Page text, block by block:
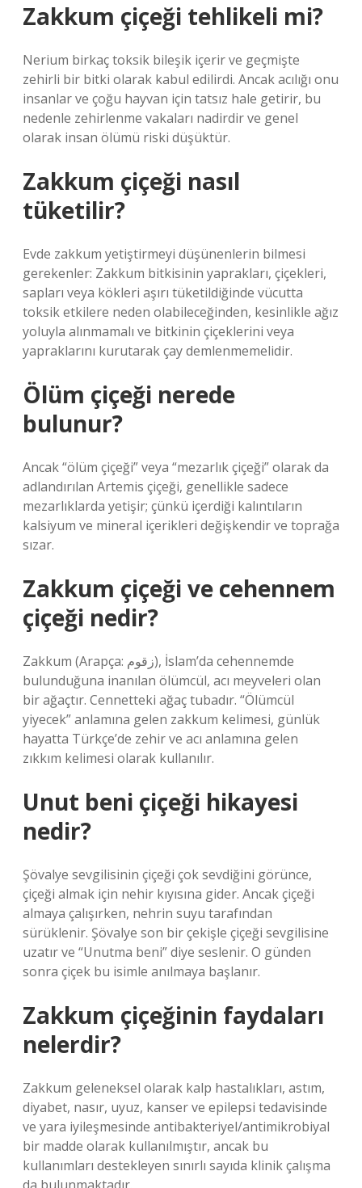
Zakkum çiçeği tehlikeli mi?
Nerium birkaç toksik bileşik içerir ve geçmişte
zehirli bir bitki olarak kabul edilirdi. Ancak acılığı onu
insanlar ve çoğu hayvan için tatsız hale getirir, bu
nedenle zehirlenme vakaları nadirdir ve genel
olarak insan ölümü riski düşüktür.
Zakkum çiçeği nasıl
tüketilir?
Evde zakkum yetiştirmeyi düşünenlerin bilmesi
gerekenler: Zakkum bitkisinin yaprakları, çiçekleri,
sapları veya kökleri aşırı tüketildiğinde vücutta
toksik etkilere neden olabileceğinden, kesinlikle ağız
yoluyla alınmamalı ve bitkinin çiçeklerini veya
yapraklarını kurutarak çay demlenmemelidir.
Ölüm çiçeği nerede
bulunur?
Ancak “ölüm çiçeği” veya “mezarlık çiçeği” olarak da
adlandırılan Artemis çiçeği, genellikle sadece
mezarlıklarda yetişir; çünkü içerdiği kalıntıların
kalsiyum ve mineral içerikleri değişkendir ve toprağa
sızar.
Zakkum çiçeği ve cehennem
çiçeği nedir?
Zakkum (Arapça: زقوم), İslam’da cehennemde
bulunduğuna inanılan ölümcül, acı meyveleri olan
bir ağaçtır. Cennetteki ağaç tubadır. “Ölümcül
yiyecek” anlamına gelen zakkum kelimesi, günlük
hayatta Türkçe’de zehir ve acı anlamına gelen
zıkkım kelimesi olarak kullanılır.
Unut beni çiçeği hikayesi
nedir?
Şövalye sevgilisinin çiçeği çok sevdiğini görünce,
çiçeği almak için nehir kıyısına gider. Ancak çiçeği
almaya çalışırken, nehrin suyu tarafından
sürüklenir. Şövalye son bir çekişle çiçeği sevgilisine
uzatır ve “Unutma beni” diye seslenir. O günden
sonra çiçek bu isimle anılmaya başlanır.
Zakkum çiçeğinin faydaları
nelerdir?
Zakkum geleneksel olarak kalp hastalıkları, astım,
diyabet, nasır, uyuz, kanser ve epilepsi tedavisinde
ve yara iyileşmesinde antibakteriyel/antimikrobiyal
bir madde olarak kullanılmıştır, ancak bu
kullanımları destekleyen sınırlı sayıda klinik çalışma